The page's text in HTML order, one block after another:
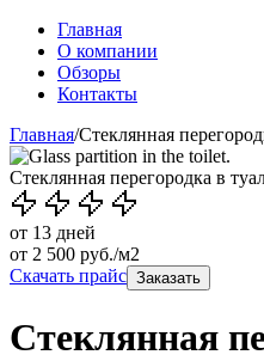
Главная
О компании
Обзоры
Контакты
Главная/Стеклянная
Стеклянная перегородка в
от 13 дней
от 2 500 руб./м2
Скачать прайс Заказать
Стеклянная